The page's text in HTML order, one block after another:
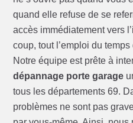
quand elle refuse de se
accès immédiatement vers
coup, tout l’emploi du
Notre équipe est prête à
dépannage porte garage
tous les départements 69.
problèmes ne sont pas